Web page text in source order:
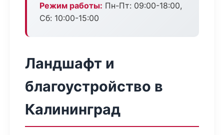
Режим работы: Пн-Пт: 09:00-18:00,
Сб: 10:00-15:00
Ландшафт и
благоустройство в
Калининград